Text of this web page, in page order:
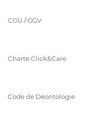
CGU / GGV
Charte Click&Care
Code de Déontologie